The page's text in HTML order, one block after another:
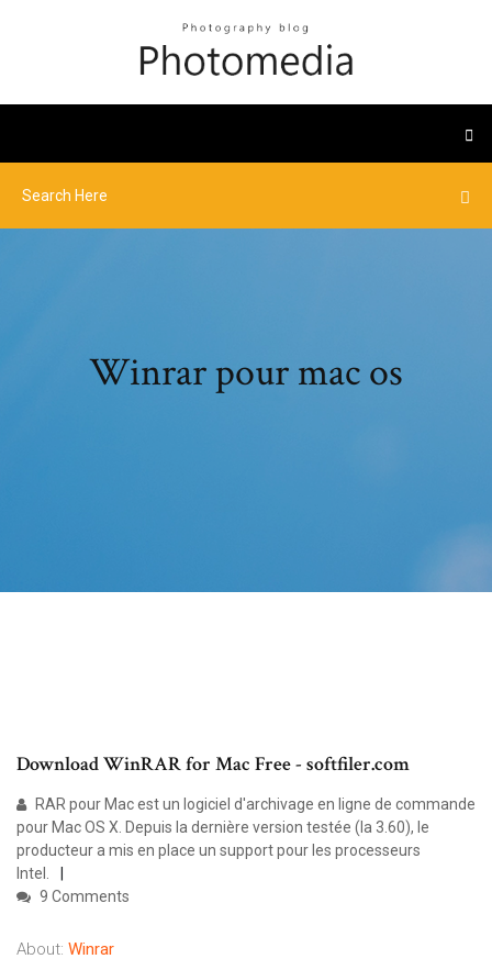
Winrar pour mac os
Download WinRAR for Mac Free - softfiler.com
RAR pour Mac est un logiciel d'archivage en ligne de commande
pour Mac OS X. Depuis la dernière version testée (la 3.60), le
producteur a mis en place un support pour les processeurs
Intel.
9 Comments
About: Winrar